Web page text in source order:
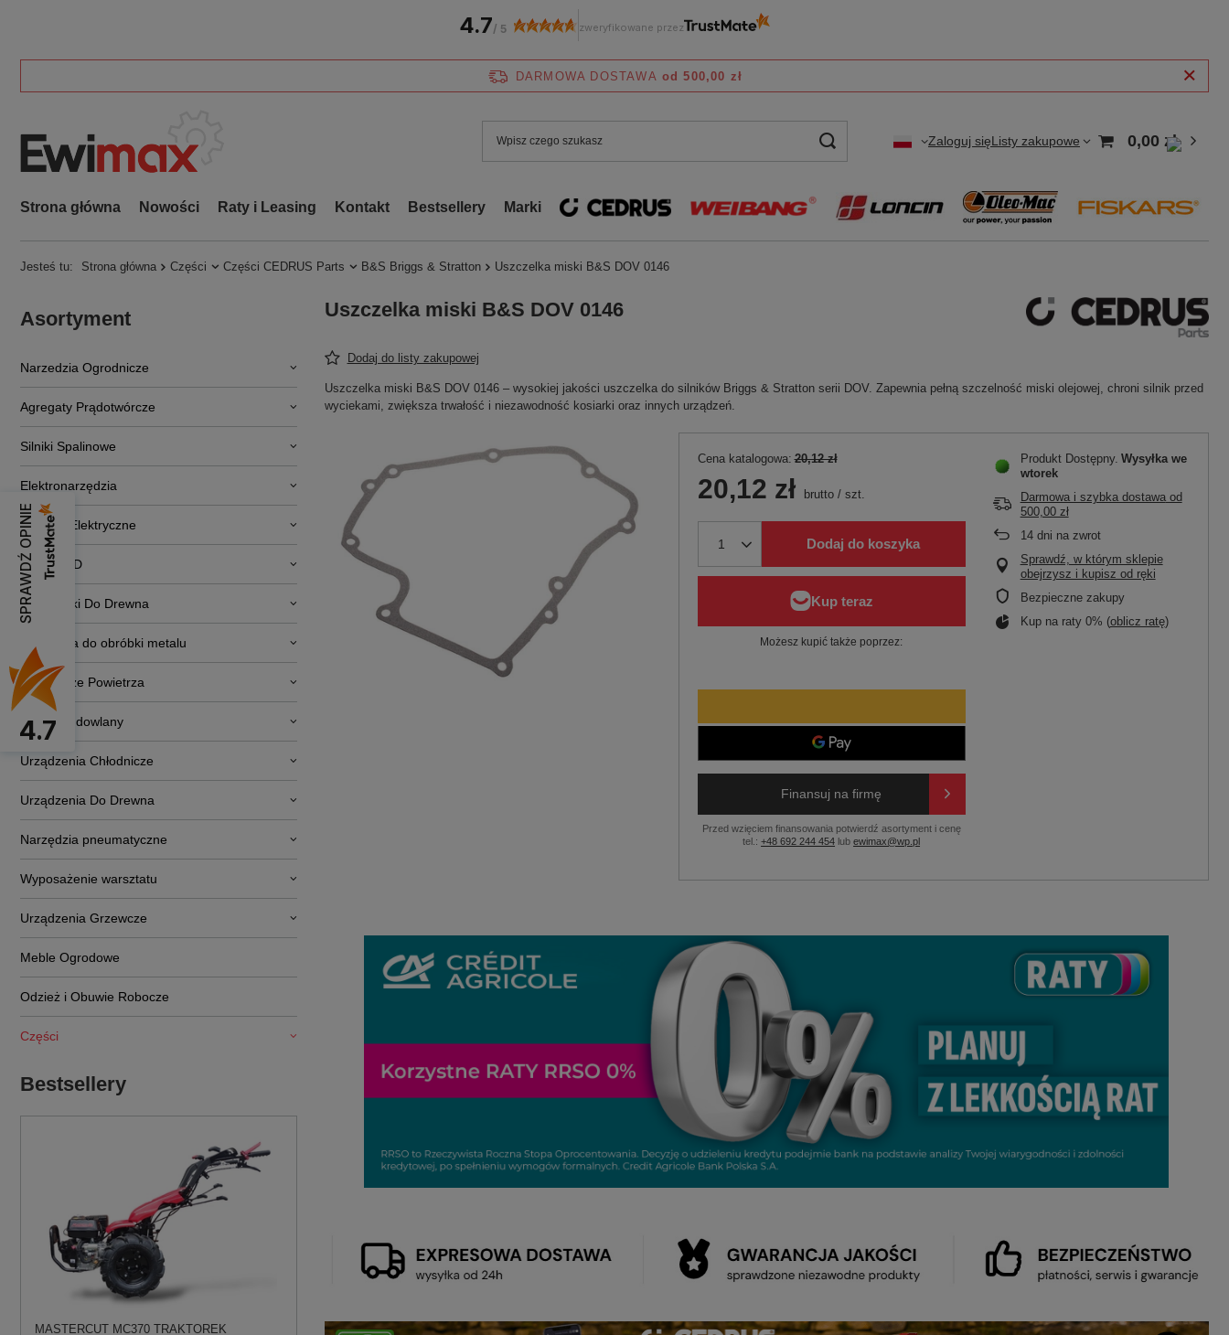
DARMOWA DOSTAWA od 500,00 zł
Zaloguj sięListy zakupowe 0,00 zł
Strona główna Nowości Raty i Leasing Kontakt Bestsellery Marki
Jesteś tu: Strona główna Części Części CEDRUS Parts B&S Briggs & Stratton Uszczelka miski B&S DOV 0146
Asortyment
Narzedzia Ogrodnicze
Agregaty Prądotwórcze
Silniki Spalinowe
Elektronarzędzia
Pojazdy Elektryczne
RTV i AGD
Obrabiarki Do Drewna
Narzędzia do obróbki metalu
Osuszacze Powietrza
Sprzęt budowlany
Urządzenia Chłodnicze
Urządzenia Do Drewna
Narzędzia pneumatyczne
Wyposażenie warsztatu
Urządzenia Grzewcze
Meble Ogrodowe
Odzież i Obuwie Robocze
Części
Bestsellery
MASTERCUT MC370 TRAKTOREK
Uszczelka miski B&S DOV 0146
Dodaj do listy zakupowej
Uszczelka miski B&S DOV 0146 – wysokiej jakości uszczelka do silników Briggs & Stratton serii DOV. Zapewnia pełną szczelność miski olejowej, chroni silnik przed
wyciekami, zwiększa trwałość i niezawodność kosiarki oraz innych urządzeń.
Cena katalogowa: 20,12 zł
20,12 zł brutto/ szt.
Dodaj do koszyka
Możesz kupić także poprzez:
Finansuj na firmę
Przed wzięciem finansowania potwierdź asortyment i cenę
tel.:+48 692 244 454 lubewimax@wp.pl
Produkt Dostępny Wysyłka we
wtorek
Darmowa i szybka dostawaod
500,00 zł
14dni na zwrot
Sprawdź, w którym sklepie
obejrzysz i kupisz od ręki
Bezpieczne zakupy
Kup na raty 0% (oblicz ratę)
4.7/ 5 zweryfikowane przez
SPRAWDŹ OPINIE
4.7